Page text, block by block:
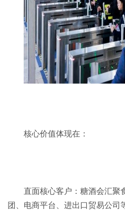
核心价值体现在：
直面核心客户：糖酒会汇聚
团、电商平台、进出口贸易公司